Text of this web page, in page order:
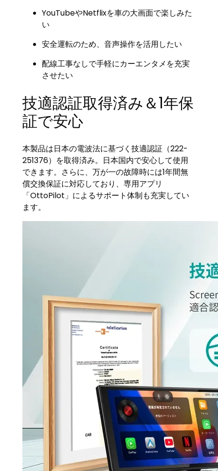
YouTubeやNetflixを車の大画面で楽しみた
い
安全運転のため、音声操作を活用したい
配線工事なしで手軽にカーエンタメを充実
させたい
技適認証取得済み＆1年保
証で安心
本製品は日本の電波法に基づく技適認証（222-
251376）を取得済み。日本国内で安心して使用
できます。さらに、万が一の故障時には1年間無
償交換保証に対応しており、専用アプリ
「OttoPilot」によるサポート体制も充実してい
ます。